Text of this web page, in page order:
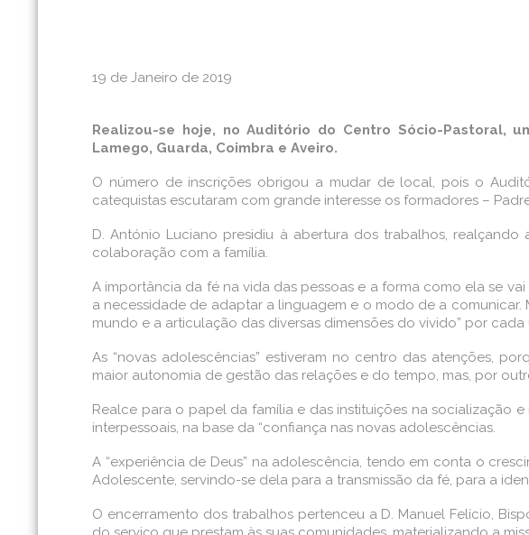
19 de Janeiro de 2019
Realizou-se hoje, no Auditório do Centro Sócio-Pastoral,
Lamego, Guarda, Coimbra e Aveiro.
O número de inscrições obrigou a mudar de local, pois o
catequistas escutaram com grande interesse os formadores –
D. António Luciano presidiu à abertura dos trabalhos,
colaboração com a família.
A importância da fé na vida das pessoas e a forma como ela se
a necessidade de adaptar a linguagem e o modo de a
mundo e a articulação das diversas dimensões do vivido” por
As “novas adolescências” estiveram no centro das atenções,
maior autonomia de gestão das relações e do tempo, mas, por
Realce para o papel da família e das instituições na socialização
interpessoais, na base da “confiança nas novas adolescências.
A “experiência de Deus” na adolescência, tendo em conta o
Adolescente, servindo-se dela para a transmissão da fé, para a
O encerramento dos trabalhos pertenceu a D. Manuel Felício,